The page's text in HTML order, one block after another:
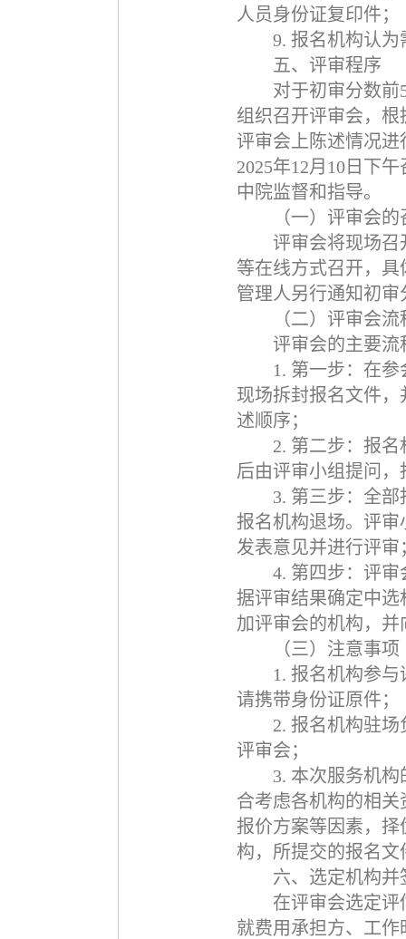
人员身份证复印件；
9. 报名机构认为
五、评审程序
对于初审分数前
组织召开评审会，
评审会上陈述情况
2025年12月 10 日下
中院监督和指导。
（一）评审会
评审会将现场
等在线方式召开，
管理人另行通知初审
（二）评审会流
评审会的主要流
1. 第一步：在
现场拆封报名文件
述顺序；
2. 第二步：报
后由评审小组提问
3. 第三步：全
报名机构退场。评
发表意见并进行评审
4. 第四步：评
据评审结果确定中
加评审会的机构，
（三）注意事项
1. 报名机构参与
请携带身份证原件；
2. 报名机构驻场
评审会；
3. 本次服务机
合考虑各机构的相
报价方案等因素，
构，所提交的报名文
六、选定机构并
在评审会选定
就费用承担方、工